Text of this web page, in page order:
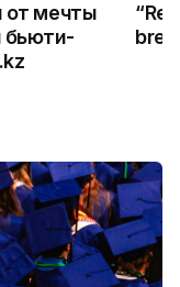
от мечты
бьюти-